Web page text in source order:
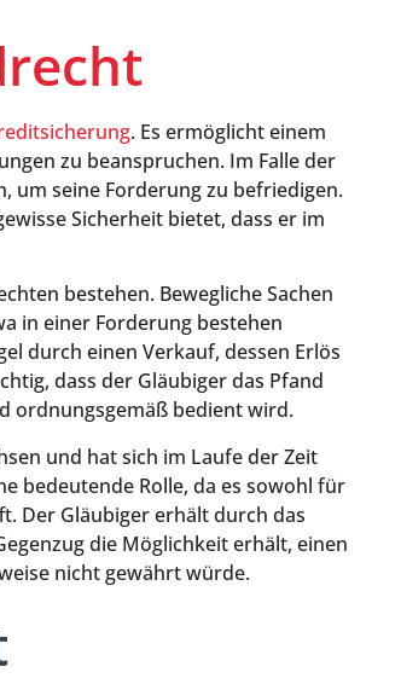
. Es ermöglicht einem
zu beanspruchen. Im Falle der
um seine Forderung zu befriedigen.
Sicherheit bietet, dass er im
bestehen. Bewegliche Sachen
in einer Forderung bestehen
durch einen Verkauf, dessen Erlös
dass der Gläubiger das Pfand
ordnungsgemäß bedient wird.
und hat sich im Laufe der Zeit
bedeutende Rolle, da es sowohl für
Der Gläubiger erhält durch das
die Möglichkeit erhält, einen
nicht gewährt würde.